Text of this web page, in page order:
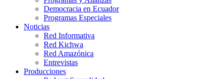
Democracia en Ecuador
Programas Especiales
Noticias
Red Informativa
Red Kichwa
Red Amazónica
Entrevistas
Producciones